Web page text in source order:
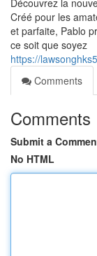
Découvrez la
Créé pour les
et parfaite, Pablo
ce soit que soyez
https://
Comments
Comments
Submit a
No HTML